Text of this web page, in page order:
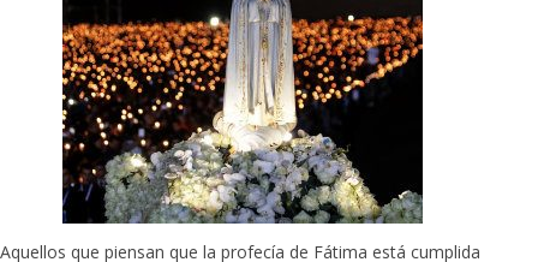
Aquellos que piensan que la profecía de Fátima está cumplida